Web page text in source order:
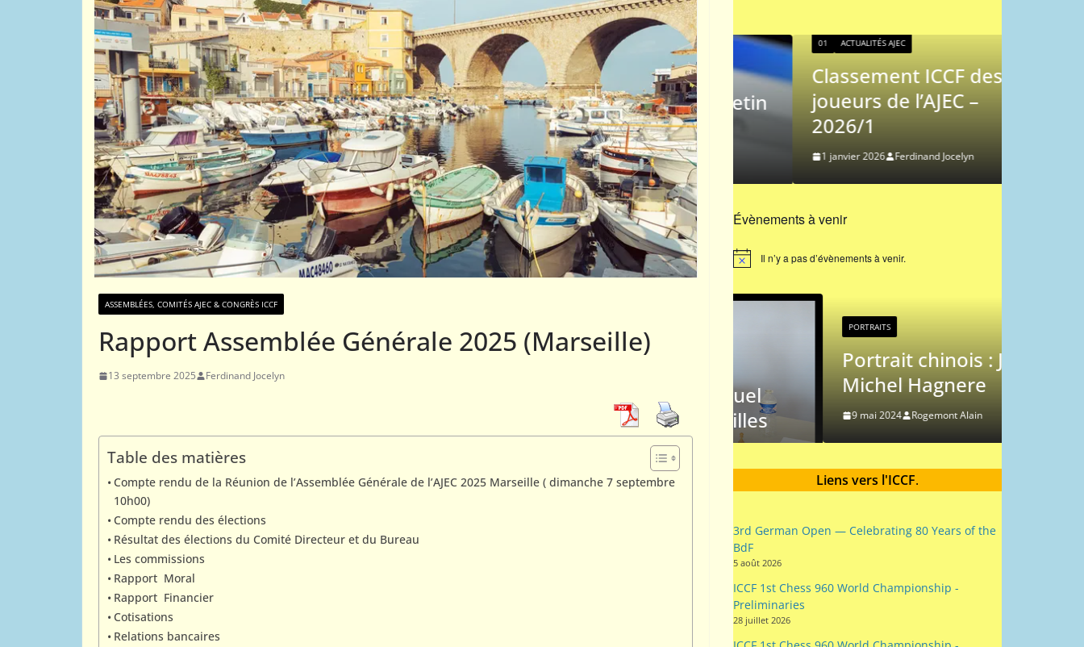
ASSEMBLÉES, COMITÉS AJEC & CONGRÈS ICCF
Rapport Assemblée Générale 2025 (Marseille)
13 septembre 2025 Ferdinand Jocelyn
Table des matières
Compte rendu de la Réunion de l’Assemblée Générale de l’AJEC 2025 Marseille ( dimanche 7 septembre
10h00)
Compte rendu des élections
Résultat des élections du Comité Directeur et du Bureau
Les commissions
Rapport Moral
Rapport Financier
Cotisations
Relations bancaires
01 02
ACTUALITÉS AJEC
COMPÉTITIONS NATIONALES
Comment tester le jeu
par correspondance ?
26 octobre 2015 Webmestre AJEC
01 ACTUALITÉS AJEC
Téléchargement bulletin
Info-AJEC 2025-004
5 janvier 2026 Rogemont Alain
01 ACTUALITÉS AJEC
Classement ICCF des
joueurs de l’AJEC –
2026/1
1 janvier 2026 Ferdinand Jocelyn
Évènements à venir
N
i
Il n’y a pas d’évènements à venir.
PORTRAITS
Jacob Estrine (Champion
du monde 1972-1976)
Interview de Manuel
MÉNÉTRIER par Gilles
HERVET
9 avril 2025 Rogemont Alain
Portrait chinois : Jean-
Michel Hagnere
9 mai 2024 Rogemont Alain
Liens vers l'ICCF.
3rd German Open — Celebrating 80 Years of the
BdF
5 août 2026
ICCF 1st Chess 960 World Championship -
Preliminaries
28 juillet 2026